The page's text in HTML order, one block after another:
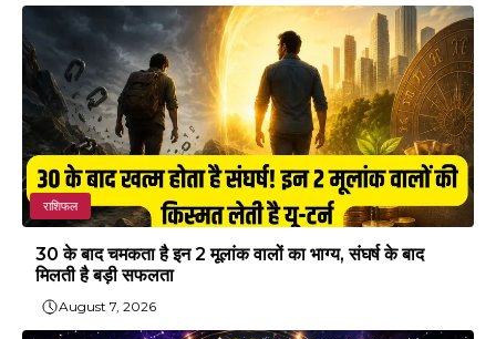
राशिफल
30 के बाद चमकता है इन 2 मूलांक वालों का भाग्य, संघर्ष के बाद
मिलती है बड़ी सफलता
August 7, 2026